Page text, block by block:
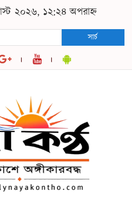
২০২৬, ১২:২৪ অপরাহ্ন
সার্চ